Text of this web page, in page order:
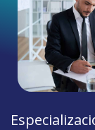
1 1 0